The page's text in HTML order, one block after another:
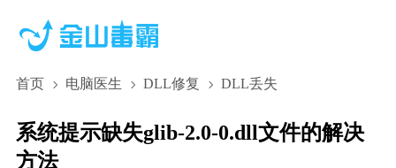
首页 电脑医生 DLL修复 DLL丢失
系统提示缺失glib-2.0-0.dll文件的解决
方法